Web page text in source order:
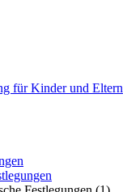
für Kinder und Eltern